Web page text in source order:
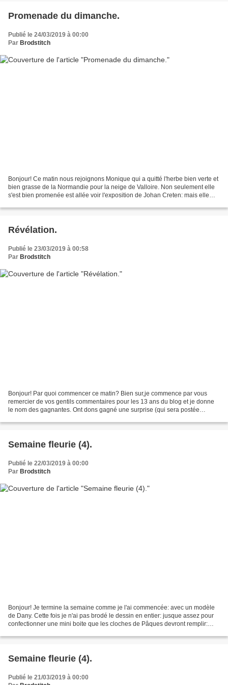
Promenade du dimanche.
Publié le 24/03/2019 à 00:00
Par Brodstitch
Bonjour! Ce matin nous rejoignons Monique qui a quitté l'herbe bien verte et
bien grasse de la Normandie pour la neige de Valloire. Non seulement elle
s'est bien promenée est allée voir l'exposition de Johan Creten: mais elle
Révélation.
Publié le 23/03/2019 à 00:58
Par Brodstitch
Bonjour! Par quoi commencer ce matin? Bien sur,je commence par vous
remercier de vos gentils commentaires pour les 13 ans du blog et je donne
le nom des gagnantes. Ont dons gagné une surprise (qui sera postée
Semaine fleurie (4).
Publié le 22/03/2019 à 00:00
Par Brodstitch
Bonjour! Je termine la semaine comme je l'ai commencée: avec un modèle
de Dany. Cette fois je n'ai pas brodé le dessin en entier: jusque assez pour
confectionner une mini boite que les cloches de Pâques devront remplir:
Semaine fleurie (4).
Publié le 21/03/2019 à 00:00